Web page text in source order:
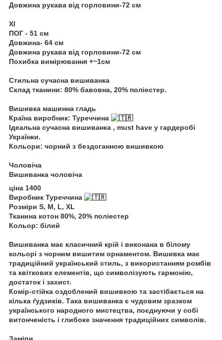
Довжина рукава від горловини-72 см
Xl
ПОГ - 51 см
Довжина- 64 см
Довжина рукава від горловини-72 см
Похибка вимірювання +~1см
Стильна сучасна вишиванка
Склад тканини: 80% бавовна, 20% поліестер.
Вишивка машинна гладь
Країна виробник: Туреччина
Ідеальна сучасна вишиванка , must have у гардеробі
Українки.
Кольори: чорний з бездоганною вишивкою
Чоловіча
Вишиванка чоловіча
ціна 1400
Виробник Туреччина
Розміри S, M, L, XL
Тканина котон 80%, 20% поліестер
Кольор: білий
Вишиванка має класичний крій і виконана в білому
кольорі з чорним вишитим орнаментом. Вишивка має
традиційний український стиль, з використанням ромбів
та квіткових елементів, що символізують гармонію,
достаток і захист.
Комір-стійка оздоблений вишивкою та застібається на
кілька ґудзиків. Така вишиванка є чудовим зразком
українського народного мистецтва, поєднуючи у собі
витонченість і глибоке значення традиційних символів.
Заміри